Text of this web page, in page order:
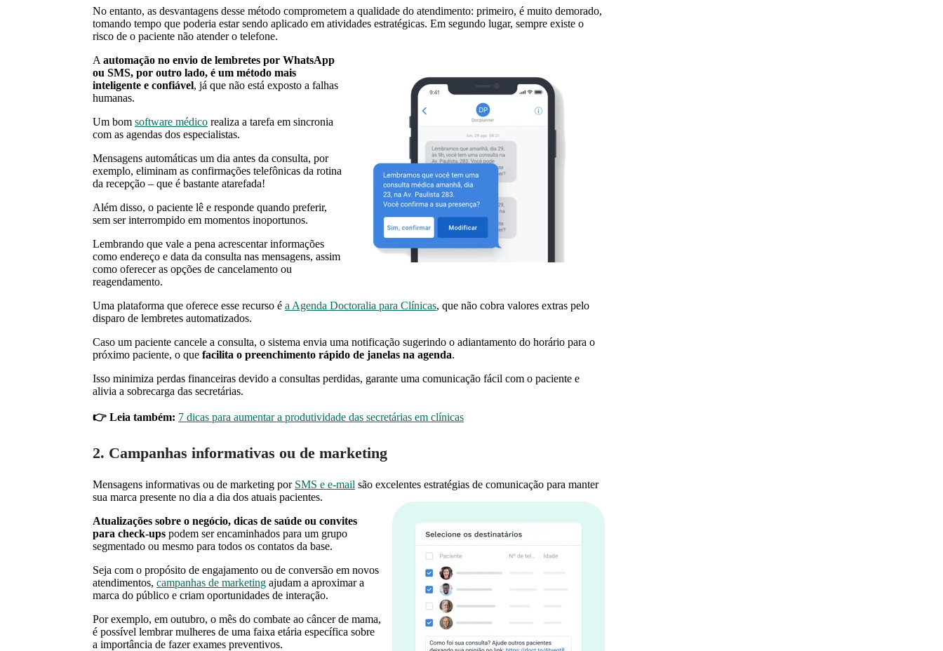
No entanto, as desvantagens desse método comprometem a qualidade do atendimento: primeiro, é muito demorado,
tomando tempo que poderia estar sendo aplicado em atividades estratégicas. Em segundo lugar, sempre existe o
risco de o paciente não atender o telefone.
A automação no envio de lembretes por WhatsApp
ou SMS, por outro lado, é um método mais
inteligente e confiável, já que não está exposto a falhas
humanas.
Um bom software médico realiza a tarefa em sincronia
com as agendas dos especialistas.
Mensagens automáticas um dia antes da consulta, por
exemplo, eliminam as confirmações telefônicas da rotina
da recepção – que é bastante atarefada!
Além disso, o paciente lê e responde quando preferir,
sem ser interrompido em momentos inoportunos.
Lembrando que vale a pena acrescentar informações
como endereço e data da consulta nas mensagens, assim
como oferecer as opções de cancelamento ou
reagendamento.
Uma plataforma que oferece esse recurso é a Agenda Doctoralia para Clínicas, que não cobra valores extras pelo
disparo de lembretes automatizados.
Caso um paciente cancele a consulta, o sistema envia uma notificação sugerindo o adiantamento do horário para o
próximo paciente, o que facilita o preenchimento rápido de janelas na agenda.
Isso minimiza perdas financeiras devido a consultas perdidas, garante uma comunicação fácil com o paciente e
alivia a sobrecarga das secretárias.
👉 Leia também: 7 dicas para aumentar a produtividade das secretárias em clínicas
2. Campanhas informativas ou de marketing
Mensagens informativas ou de marketing por SMS e e-mail são excelentes estratégias de comunicação para manter
sua marca presente no dia a dia dos atuais pacientes.
Atualizações sobre o negócio, dicas de saúde ou convites
para check-ups podem ser encaminhados para um grupo
segmentado ou mesmo para todos os contatos da base.
Seja com o propósito de engajamento ou de conversão em novos
atendimentos, campanhas de marketing ajudam a aproximar a
marca do público e criam oportunidades de interação.
Por exemplo, em outubro, o mês do combate ao câncer de mama,
é possível lembrar mulheres de uma faixa etária específica sobre
a importância de fazer exames preventivos.